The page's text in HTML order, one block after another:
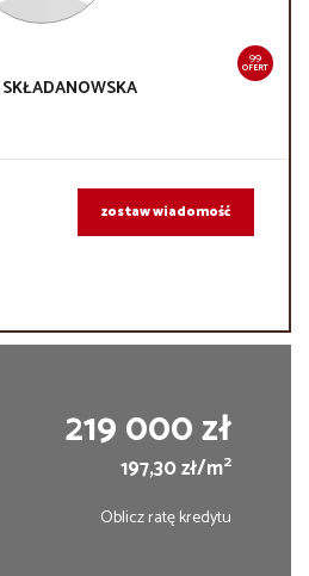
99
OFERT
SKŁADANOWSKA
zostaw wiadomość
219 000 zł
197,30 zł/m2
Oblicz ratę kredytu